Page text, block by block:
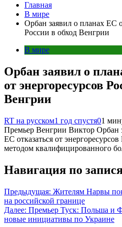
Главная
В мире
Орбан заявил о планах ЕС
России в обход Венгрии
В мире
Орбан заявил о
от энергоресурсов
Венгрии
RT на русском1 год спустя01
Премьер Венгрии Виктор Орбан
ЕС отказаться от
методом квалифицированного
Навигация по
Предыдущая: Жителям Нарвы
на российской границе
Далее: Премьер Туск: Польша и
новые инициативы по Украине